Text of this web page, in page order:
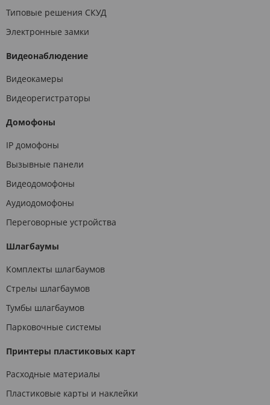
Типовые решения СКУД
Электронные замки
Видеонаблюдение
Видеокамеры
Видеорегистраторы
Домофоны
IP домофоны
Вызывные панели
Видеодомофоны
Аудиодомофоны
Переговорные устройства
Шлагбаумы
Комплекты шлагбаумов
Стрелы шлагбаумов
Тумбы шлагбаумов
Парковочные системы
Принтеры пластиковых карт
Расходные материалы
Пластиковые карты и наклейки